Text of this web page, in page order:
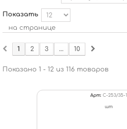
Показать
на странице
1 2 3 ... 10
Показано 1 - 12 из 116 товаров
Арт: C-253/35-1
шт